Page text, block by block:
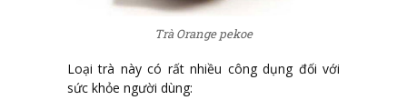
Trà Orange pekoe
Loại trà này có rất nhiều công dụng đối với
sức khỏe người dùng: